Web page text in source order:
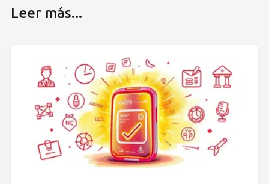
Leer más...